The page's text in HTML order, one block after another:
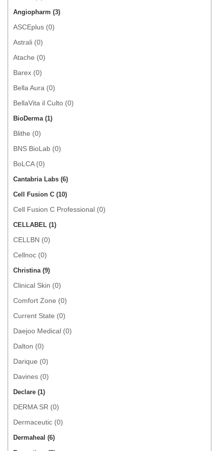
Angiopharm (3)
ASCEplus (0)
Astrali (0)
Atache (0)
Barex (0)
Bella Aura (0)
BellaVita il Culto (0)
BioDerma (1)
Blithe (0)
BNS BioLab (0)
BoLCA (0)
Cantabria Labs (6)
Cell Fusion C (10)
Cell Fusion C Professional (0)
CELLABEL (1)
CELLBN (0)
Cellnoc (0)
Christina (9)
Clinical Skin (0)
Comfort Zone (0)
Current State (0)
Daejoo Medical (0)
Dalton (0)
Darique (0)
Davines (0)
Declare (1)
DERMA SR (0)
Dermaceutic (0)
Dermaheal (6)